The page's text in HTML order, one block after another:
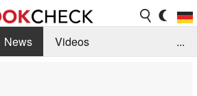
News
Videos
...